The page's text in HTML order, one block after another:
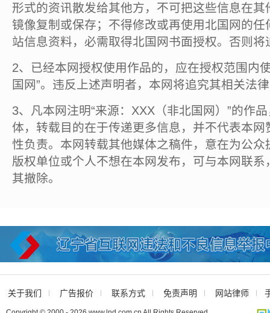
形式的资讯散发给其他方，不可把这些信息在
镜像复制或保存；不得修改或再使用北国网的
站信息资料，必需取得北国网书面授权。否则将
2、已经本网授权使用作品的，应在授权范围内
国网”。违反上述声明者，本网将追究其相关法
3、凡本网注明“来源：XXX（非北国网）”的作
体，转载目的在于传递更多信息，并不代表本
性负责。本网转载其他媒体之稿件，意在为公
版权单位或个人不想在本网发布，可与本网联
其撤除。
关于我们 广告报价 联系方式 免责声明 网站律师